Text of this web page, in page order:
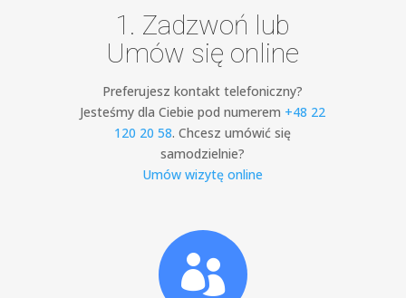
1. Zadzwoń lub
Umów się online
Preferujesz kontakt telefoniczny?
Jesteśmy dla Ciebie pod numerem +48 22
120 20 58. Chcesz umówić się
samodzielnie?
Umów wizytę online
